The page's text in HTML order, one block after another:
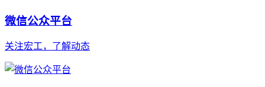
微信公众平台
关注宏工，了解动态